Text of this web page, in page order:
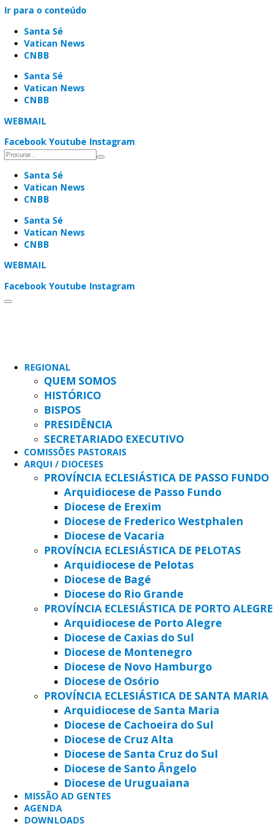
Ir para o conteúdo
Santa Sé
Vatican News
CNBB
Santa Sé
Vatican News
CNBB
WEBMAIL
Facebook Youtube Instagram
Santa Sé
Vatican News
CNBB
Santa Sé
Vatican News
CNBB
WEBMAIL
Facebook Youtube Instagram
REGIONAL
QUEM SOMOS
HISTÓRICO
BISPOS
PRESIDÊNCIA
SECRETARIADO EXECUTIVO
COMISSÕES PASTORAIS
ARQUI / DIOCESES
PROVÍNCIA ECLESIÁSTICA DE PASSO FUNDO
Arquidiocese de Passo Fundo
Diocese de Erexim
Diocese de Frederico Westphalen
Diocese de Vacaria
PROVÍNCIA ECLESIÁSTICA DE PELOTAS
Arquidiocese de Pelotas
Diocese de Bagé
Diocese do Rio Grande
PROVÍNCIA ECLESIÁSTICA DE PORTO ALEGRE
Arquidiocese de Porto Alegre
Diocese de Caxias do Sul
Diocese de Montenegro
Diocese de Novo Hamburgo
Diocese de Osório
PROVÍNCIA ECLESIÁSTICA DE SANTA MARIA
Arquidiocese de Santa Maria
Diocese de Cachoeira do Sul
Diocese de Cruz Alta
Diocese de Santa Cruz do Sul
Diocese de Santo Ângelo
Diocese de Uruguaiana
MISSÃO AD GENTES
AGENDA
DOWNLOADS